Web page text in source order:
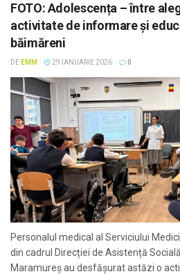
FOTO: Adolescența – între
activitate de informare și
băimăreni
DE EMM 29 IANUARIE 2026 0
Personalul medical al Serviciului
din cadrul Direcției de Asistență
Maramureș au desfășurat astăzi o